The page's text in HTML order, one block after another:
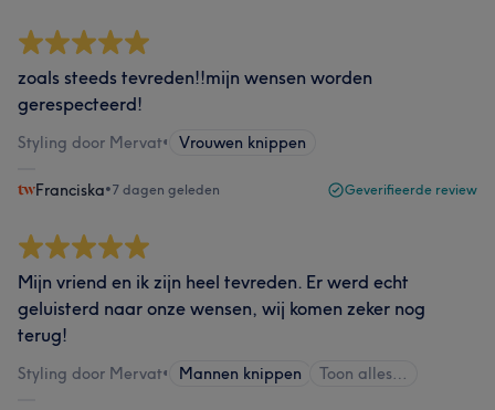
zoals steeds tevreden!!mijn wensen worden
gerespecteerd!
Styling door Mervat• Vrouwen knippen
Franciska•7 dagen geleden Geverifieerde review
Mijn vriend en ik zijn heel tevreden. Er werd echt
geluisterd naar onze wensen, wij komen zeker nog
terug!
Styling door Mervat• Mannen knippen Toon alles…